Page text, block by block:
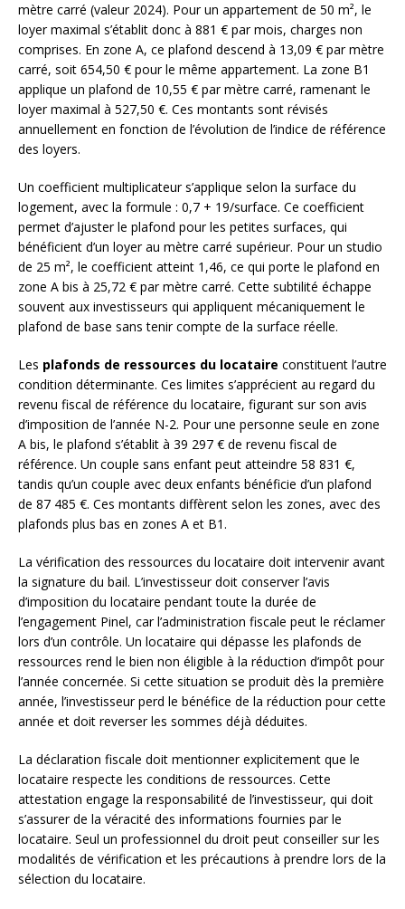
mètre carré (valeur 2024). Pour un appartement de 50 m², le
loyer maximal s’établit donc à 881 € par mois, charges non
comprises. En zone A, ce plafond descend à 13,09 € par mètre
carré, soit 654,50 € pour le même appartement. La zone B1
applique un plafond de 10,55 € par mètre carré, ramenant le
loyer maximal à 527,50 €. Ces montants sont révisés
annuellement en fonction de l’évolution de l’indice de référence
des loyers.
Un coefficient multiplicateur s’applique selon la surface du
logement, avec la formule : 0,7 + 19/surface. Ce coefficient
permet d’ajuster le plafond pour les petites surfaces, qui
bénéficient d’un loyer au mètre carré supérieur. Pour un studio
de 25 m², le coefficient atteint 1,46, ce qui porte le plafond en
zone A bis à 25,72 € par mètre carré. Cette subtilité échappe
souvent aux investisseurs qui appliquent mécaniquement le
plafond de base sans tenir compte de la surface réelle.
Les plafonds de ressources du locataire constituent l’autre
condition déterminante. Ces limites s’apprécient au regard du
revenu fiscal de référence du locataire, figurant sur son avis
d’imposition de l’année N-2. Pour une personne seule en zone
A bis, le plafond s’établit à 39 297 € de revenu fiscal de
référence. Un couple sans enfant peut atteindre 58 831 €,
tandis qu’un couple avec deux enfants bénéficie d’un plafond
de 87 485 €. Ces montants diffèrent selon les zones, avec des
plafonds plus bas en zones A et B1.
La vérification des ressources du locataire doit intervenir avant
la signature du bail. L’investisseur doit conserver l’avis
d’imposition du locataire pendant toute la durée de
l’engagement Pinel, car l’administration fiscale peut le réclamer
lors d’un contrôle. Un locataire qui dépasse les plafonds de
ressources rend le bien non éligible à la réduction d’impôt pour
l’année concernée. Si cette situation se produit dès la première
année, l’investisseur perd le bénéfice de la réduction pour cette
année et doit reverser les sommes déjà déduites.
La déclaration fiscale doit mentionner explicitement que le
locataire respecte les conditions de ressources. Cette
attestation engage la responsabilité de l’investisseur, qui doit
s’assurer de la véracité des informations fournies par le
locataire. Seul un professionnel du droit peut conseiller sur les
modalités de vérification et les précautions à prendre lors de la
sélection du locataire.